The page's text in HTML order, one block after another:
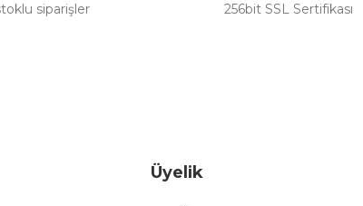
daha pahalı.
siparişler
256bit SSL Sertifikası
Üyelik